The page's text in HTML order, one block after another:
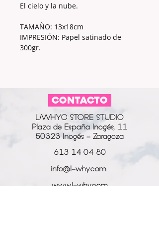
El cielo y la nube.
TAMAÑO: 13x18cm
IMPRESIÓN: Papel satinado de
300gr.
CONTACTO
L/WHYC STORE STUDIO
Plaza de España Inogés, 11
50323 Inogés - Zaragoza
613 14 04 80
info@l-why.com
www.l-why.com